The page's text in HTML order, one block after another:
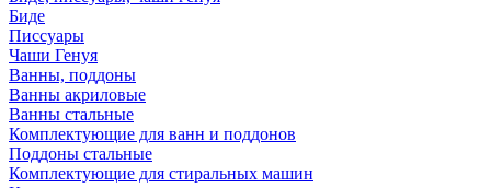
Биде
Писсуары
Чаши Генуя
Ванны, поддоны
Ванны акриловые
Ванны стальные
Комплектующие для ванн и поддонов
Поддоны стальные
Комплектующие для стиральных машин